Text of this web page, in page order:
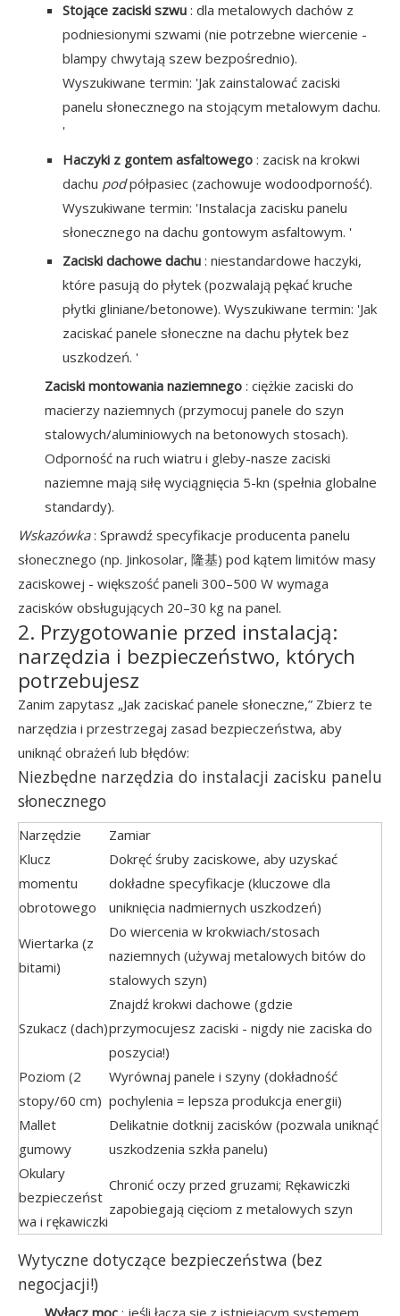
Stojące zaciski szwu : dla metalowych dachów z
podniesionymi szwami (nie potrzebne wiercenie -
blampy chwytają szew bezpośrednio).
Wyszukiwane termin: 'Jak zainstalować zaciski
panelu słonecznego na stojącym metalowym dachu.
'
Haczyki z gontem asfaltowego : zacisk na krokwi
dachu podpółpasiec (zachowuje wodoodporność).
Wyszukiwane termin: 'Instalacja zacisku panelu
słonecznego na dachu gontowym asfaltowym. '
Zaciski dachowe dachu : niestandardowe haczyki,
które pasują do płytek (pozwalają pękać kruche
płytki gliniane/betonowe). Wyszukiwane termin: 'Jak
zaciskać panele słoneczne na dachu płytek bez
uszkodzeń. '
Zaciski montowania naziemnego : ciężkie zaciski do
macierzy naziemnych (przymocuj panele do szyn
stalowych/aluminiowych na betonowych stosach).
Odporność na ruch wiatru i gleby-nasze zaciski
naziemne mają siłę wyciągnięcia 5-kn (spełnia globalne
standardy).
Wskazówka: Sprawdź specyfikacje producenta panelu
słonecznego (np. Jinkosolar, 隆基) pod kątem limitów masy
zaciskowej - większość paneli 300–500 W wymaga
zacisków obsługujących 20–30 kg na panel.
2. Przygotowanie przed instalacją:
narzędzia i bezpieczeństwo, których
potrzebujesz
Zanim zapytasz „Jak zaciskać panele słoneczne,” Zbierz te
narzędzia i przestrzegaj zasad bezpieczeństwa, aby
uniknąć obrażeń lub błędów:
Niezbędne narzędzia do instalacji zacisku panelu
słonecznego
Narzędzie
Zamiar
Klucz
momentu
obrotowego
Dokręć śruby zaciskowe, aby uzyskać
dokładne specyfikacje (kluczowe dla
uniknięcia nadmiernych uszkodzeń)
Wiertarka (z
bitami)
Do wiercenia w krokwiach/stosach
naziemnych (używaj metalowych bitów do
stalowych szyn)
Szukacz (dach)
Znajdź krokwi dachowe (gdzie
przymocujesz zaciski - nigdy nie zaciska do
poszycia!)
Poziom (2
stopy/60 cm)
Wyrównaj panele i szyny (dokładność
pochylenia = lepsza produkcja energii)
Mallet
gumowy
Delikatnie dotknij zacisków (pozwala uniknąć
uszkodzenia szkła panelu)
Okulary
bezpieczeńst
wa i rękawiczki
Chronić oczy przed gruzami; Rękawiczki
zapobiegają cięciom z metalowych szyn
Wytyczne dotyczące bezpieczeństwa (bez
negocjacji!)